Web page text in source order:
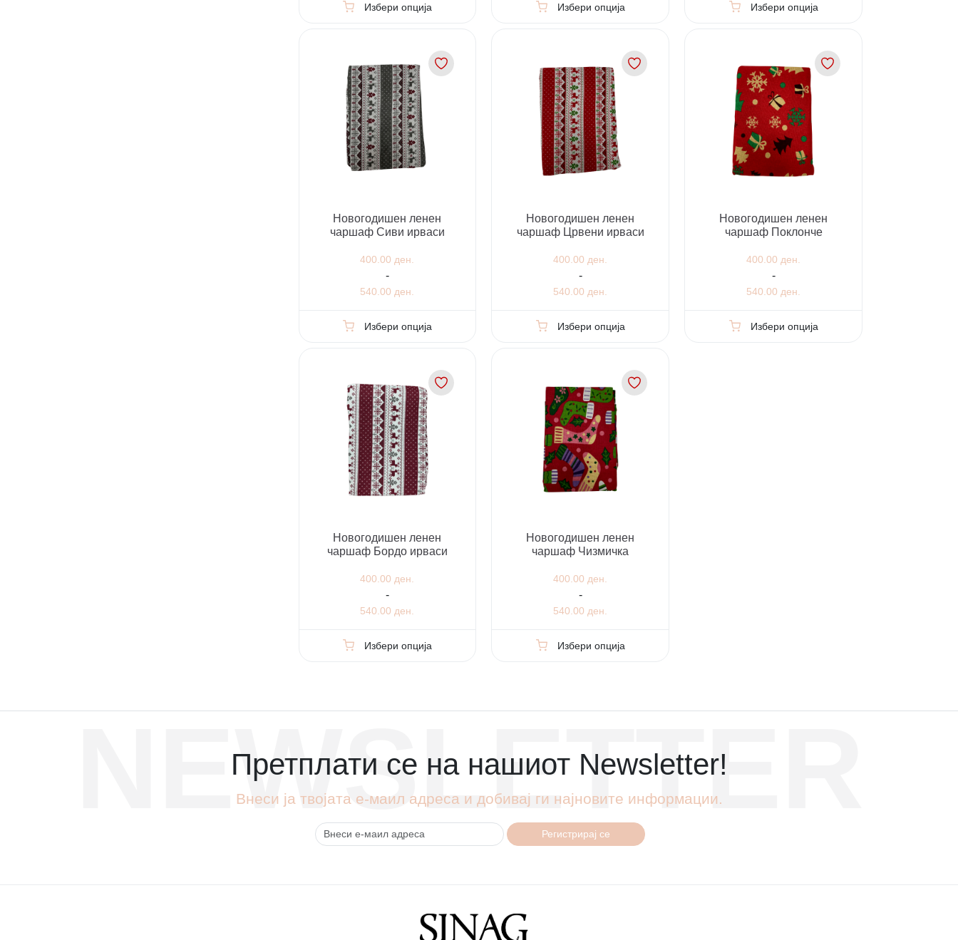
Избери опција Избери опција Избери опција
Новогодишен ленен
чаршаф Сиви ирваси
400.00 ден.
-
540.00 ден.
Избери опција
Новогодишен ленен
чаршаф Црвени ирваси
400.00 ден.
-
540.00 ден.
Избери опција
Новогодишен ленен
чаршаф Поклонче
400.00 ден.
-
540.00 ден.
Избери опција
Новогодишен ленен
чаршаф Бордо ирваси
400.00 ден.
-
540.00 ден.
Избери опција
Новогодишен ленен
чаршаф Чизмичка
400.00 ден.
-
540.00 ден.
Избери опција
NEWSLETTER
Претплати се на нашиот Newsletter!
Внеси ја твојата е-маил адреса и добивај ги најновите информации.
Регистрирај се